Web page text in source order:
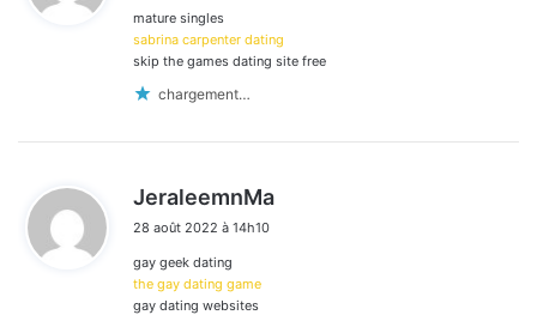
:
mature singles
sabrina carpenter dating
skip the games dating site free
chargement…
JeraleemnMa
28 août 2022 à 14h10
gay geek dating
the gay dating game
gay dating websites